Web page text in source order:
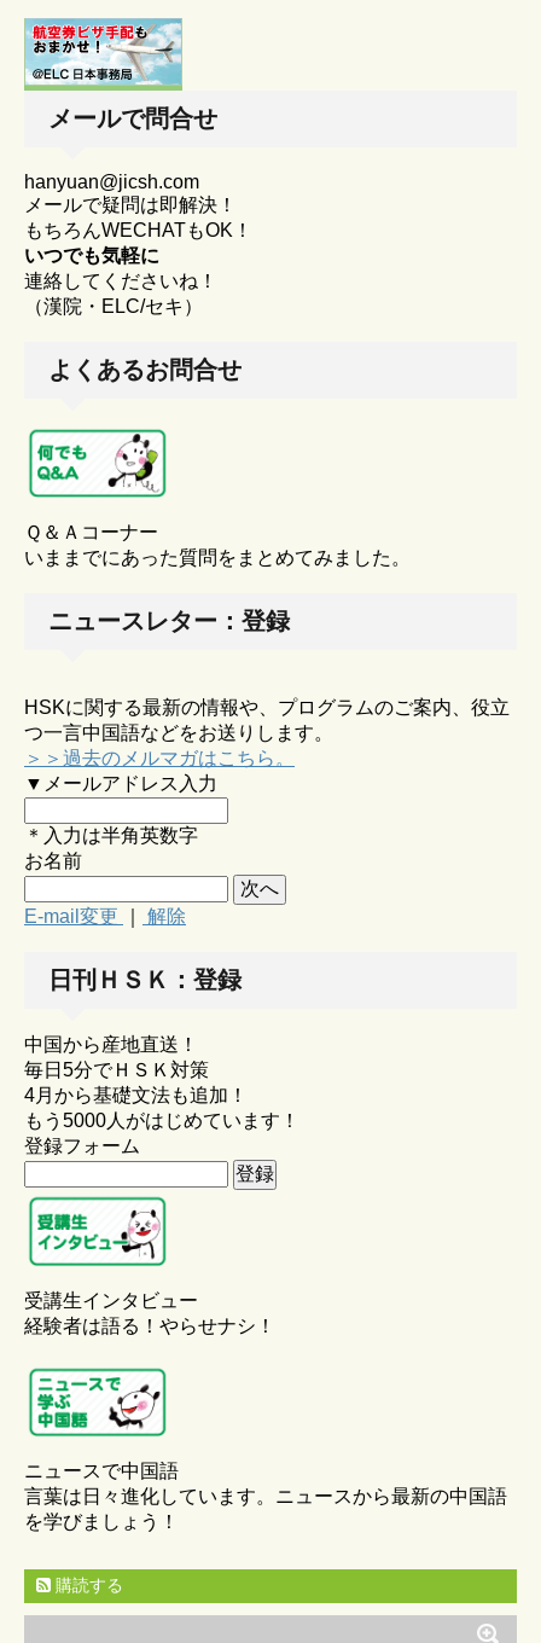
メールで問合せ
hanyuan@jicsh.com
メールで疑問は即解決！
もちろんWECHATもOK！
いつでも気軽に
連絡してくださいね！
（漢院・ELC/セキ）
よくあるお問合せ
Ｑ＆Ａコーナー
いままでにあった質問をまとめてみました。
ニュースレター：登録
HSKに関する最新の情報や、プログラムのご案内、役立
つ一言中国語などをお送りします。
＞＞過去のメルマガはこちら。
▼メールアドレス入力
＊入力は半角英数字
お名前
E-mail変更 解除
日刊ＨＳＫ：登録
中国から産地直送！
毎日5分でＨＳＫ対策
4月から基礎文法も追加！
もう5000人がはじめています！
登録フォーム
受講生インタビュー
経験者は語る！やらせナシ！
ニュースで中国語
言葉は日々進化しています。ニュースから最新の中国語
を学びましょう！
購読する